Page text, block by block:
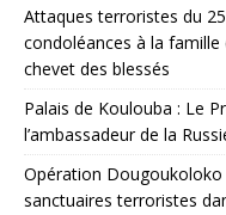
Attaques terroristes du
condoléances à la
chevet des blessés
Palais de Koulouba : Le
l’ambassadeur de la
Opération
sanctuaires terroristes